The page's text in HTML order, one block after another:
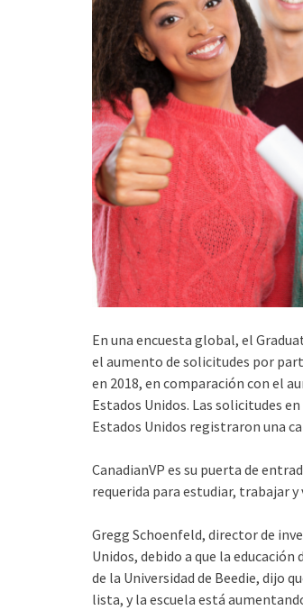
En una encuesta global, el
el aumento de solicitudes por
en 2018, en comparación con el
Estados Unidos. Las solicitudes
Estados Unidos registraron una
CanadianVP es su puerta de
requerida para estudiar, trabajar
Gregg Schoenfeld, director de
Unidos, debido a que la
de la Universidad de Beedie, dijo
lista, y la escuela está